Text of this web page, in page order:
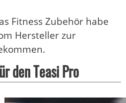
Fitness Zubehör habe
Hersteller zur
den Teasi Pro